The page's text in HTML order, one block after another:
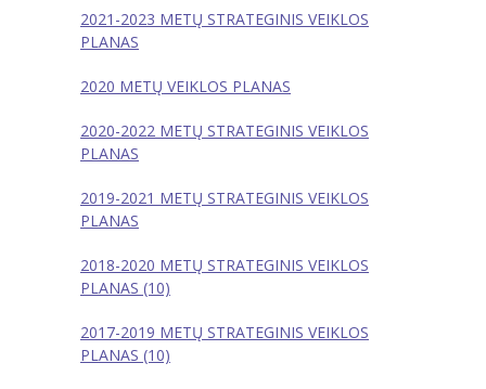
---- Korupcijos prevencijos politika
kūrimą asmenys
---- Korupcinio pobūdžio teisės pažeidimai
---- Antikorupcinis švietimas
-- Pranešėjų apsauga
2021-2023 METŲ STRATEGINIS VEIKLOS
PLANAS
2020 METŲ VEIKLOS PLANAS
2020-2022 METŲ STRATEGINIS VEIKLOS
PLANAS
2019-2021 METŲ STRATEGINIS VEIKLOS
PLANAS
2018-2020 METŲ STRATEGINIS VEIKLOS
PLANAS (10)
2017-2019 METŲ STRATEGINIS VEIKLOS
PLANAS (10)